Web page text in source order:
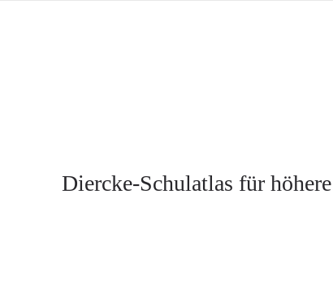
Diercke-Schulatlas für